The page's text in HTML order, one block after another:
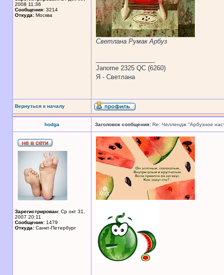
2008 11:36
Сообщения: 3214
Откуда: Москва
Светлана Румак Арбуз
Janome 2325 QC (6260)
Я - Светлана
Вернуться к началу
hodga Заголовок сообщения: Re: Челлендж "Арбузное
Зарегистрирован: Ср окт 31,
2007 20:11
Сообщения: 1479
Откуда: Санкт-Петербург